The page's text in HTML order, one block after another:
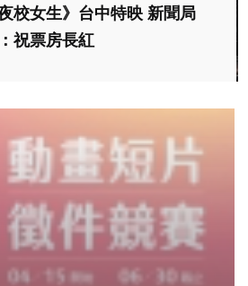
校女生》台中特映 新聞局
祝票房長紅